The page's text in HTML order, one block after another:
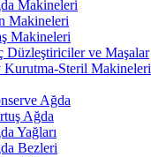
Makineleri
Makineleri
Makineleri
Düzleştiriciler ve Maşalar
Kurutma-Steril Makineleri
Ağda
Ağda
Yağları
Bezleri